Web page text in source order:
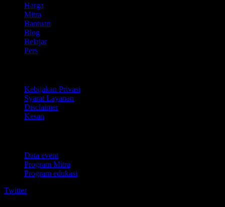
Harga
Mitra
Bantuan
Blog
Belajar
Pers
Kebijakan Privasi
Syarat Layanan
Disclaimer
Kesan
Data event
Program Mitra
Program edukasi
Twitter